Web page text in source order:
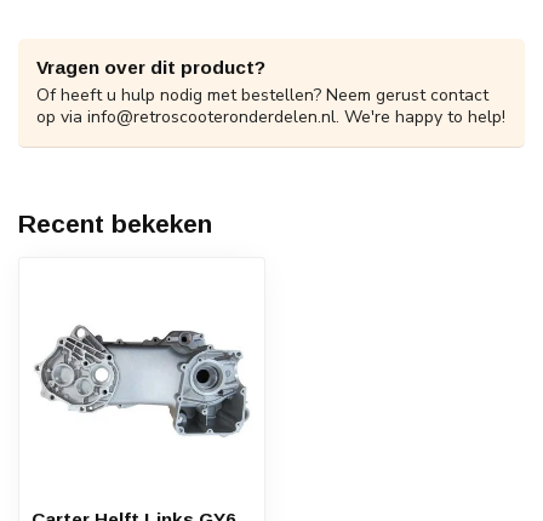
Vragen over dit product?
Of heeft u hulp nodig met bestellen? Neem gerust contact
op via info@retroscooteronderdelen.nl. We're happy to help!
Recent bekeken